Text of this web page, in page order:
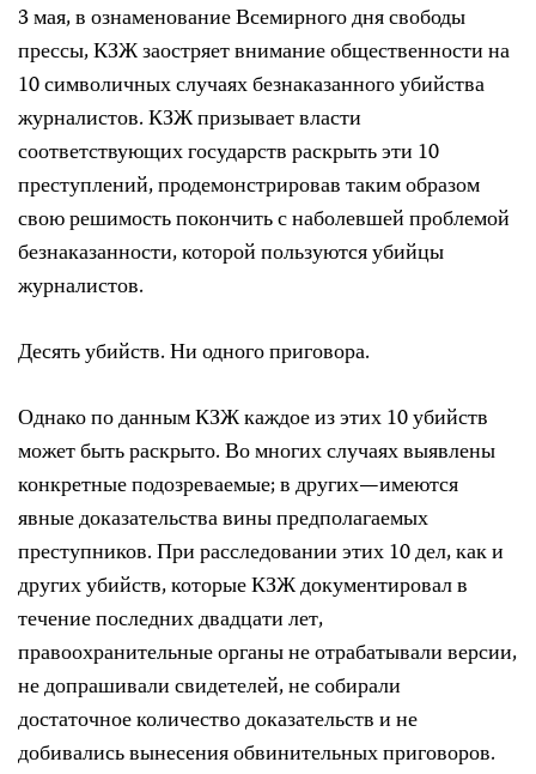
3 мая, в ознаменование Всемирного дня свободы
прессы, КЗЖ заостряет внимание общественности на
10 символичных случаях безнаказанного убийства
журналистов. КЗЖ призывает власти
соответствующих государств раскрыть эти 10
преступлений, продемонстрировав таким образом
свою решимость покончить с наболевшей проблемой
безнаказанности, которой пользуются убийцы
журналистов.
Десять убийств. Ни одного приговора.
Однако по данным КЗЖ каждое из этих 10 убийств
может быть раскрыто. Во многих случаях выявлены
конкретные подозреваемые;в других—имеются
явные доказательства вины предполагаемых
преступников. При расследовании этих 10 дел, как и
других убийств, которые КЗЖ документировал в
течение последних двадцати лет,
правоохранительные органы не отрабатывали версии,
не допрашивали свидетелей, не собирали
достаточное количество доказательств и не
добивались вынесения обвинительных приговоров.